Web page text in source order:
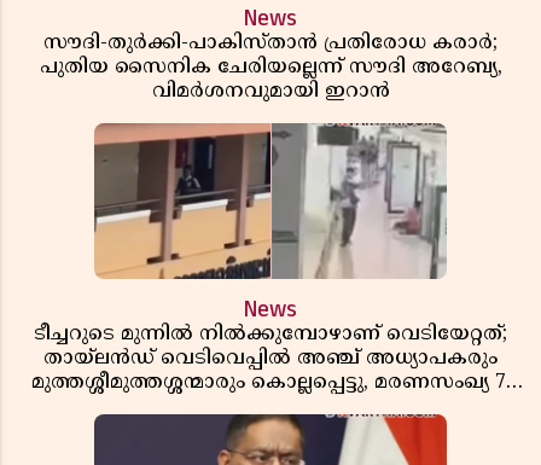
News
സൗദി-തുർക്കി-പാകിസ്താൻ പ്രതിരോധ കരാർ;
പുതിയ സൈനിക ചേരിയല്ലെന്ന് സൗദി അറേബ്യ,
വിമർശനവുമായി ഇറാൻ
News
ടീച്ചറുടെ മുന്നിൽ നിൽക്കുമ്പോഴാണ് വെടിയേറ്റത്;
തായ്‌ലൻഡ് വെടിവെപ്പിൽ അഞ്ച് അധ്യാപകരും
മുത്തശ്ശീമുത്തശ്ശന്മാരും കൊല്ലപ്പെട്ടു, മരണസംഖ്യ 7;